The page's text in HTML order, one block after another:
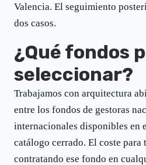
Valencia. El seguimiento
dos casos.
¿Qué fondos
seleccionar?
Trabajamos con arquitectura
entre los fondos de gestoras
internacionales disponibles en
catálogo cerrado. El coste para
contratando ese fondo en